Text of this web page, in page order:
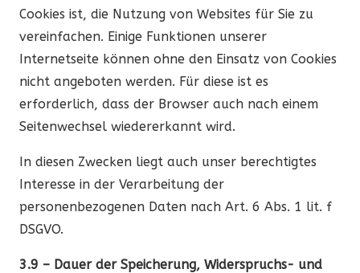
Cookies ist, die Nutzung von Websites für Sie zu
vereinfachen. Einige Funktionen unserer
Internetseite können ohne den Einsatz von Cookies
nicht angeboten werden. Für diese ist es
erforderlich, dass der Browser auch nach einem
Seitenwechsel wiedererkannt wird.
In diesen Zwecken liegt auch unser berechtigtes
Interesse in der Verarbeitung der
personenbezogenen Daten nach Art. 6 Abs. 1 lit. f
DSGVO.
3.9 – Dauer der Speicherung, Widerspruchs- und